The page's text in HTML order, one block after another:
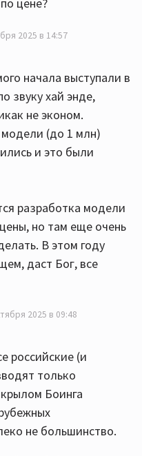
2025 в 14:57
начала выступали в
звуку хай энде,
не эконом.
(до 1 млн)
и это были
разработка модели
но там еще очень
В этом году
даст Бог, все
2025 в 09:48
российские (и
только
Боинга
не большинство.